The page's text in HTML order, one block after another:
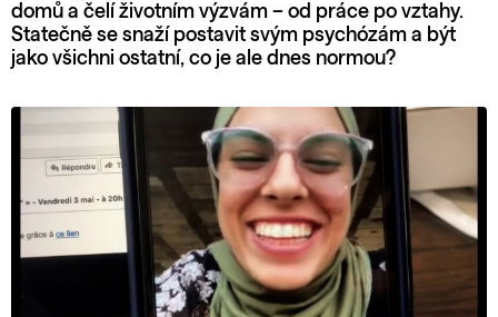
domů a čelí životním výzvám – od práce po vztahy.
Statečně se snaží postavit svým psychózám a být
jako všichni ostatní, co je ale dnes normou?